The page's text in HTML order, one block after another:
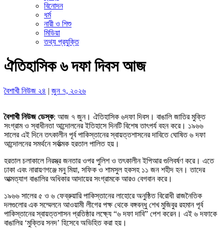
বিনোদন
ধর্ম
নারী ও শিশু
মিডিয়া
তথ্য প্রযুক্তি
ঐতিহাসিক ৬ দফা দিবস আজ
বৈশাখী নিউজ ২৪ | জুন ৭, ২০২৬
বৈশাখী নিউজ ডেস্ক: আজ ৭ জুন। ঐতিহাসিক ৬দফা দিবস। বাঙালি জাতির মুক্তি
সংগ্রাম ও স্বাধীনতা আন্দোলনের ইতিহাসে দিনটি বিশেষ তাৎপর্য বহন করে। ১৯৬৬
সালের এই দিনে তৎকালীন পূর্ব পাকিস্তানের স্বায়ত্তশাসনের দাবিতে ঘোষিত ৬ দফা
আন্দোলনের সমর্থনে সর্বাত্মক হরতাল পালিত হয়।
হরতাল চলাকালে নিরস্ত্র জনতার ওপর পুলিশ ও তৎকালীন ইপিআর গুলিবর্ষণ করে। এতে
ঢাকা এবং নারায়ণগঞ্জে মনু মিয়া, সফিক ও শামসুল হকসহ ১১ জন শহীদ হন। তাদের
আত্মত্যাগ বাঙালির অধিকার আদায়ের সংগ্রামকে আরও বেগবান করে।
১৯৬৬ সালের ৫ ও ৬ ফেব্রুয়ারি পাকিস্তানের লাহোরে অনুষ্ঠিত বিরোধী রাজনৈতিক
দলগুলোর এক সম্মেলনে আওয়ামী লীগের পক্ষ থেকে বঙ্গবন্ধু শেখ মুজিবুর রহমান পূর্ব
পাকিস্তানের স্বায়ত্তশাসন প্রতিষ্ঠার লক্ষ্যে “৬ দফা দাবি” পেশ করেন। এই ৬ দফাকে
বাঙালির ‘মুক্তির সনদ’ হিসেবে অভিহিত করা হয়।